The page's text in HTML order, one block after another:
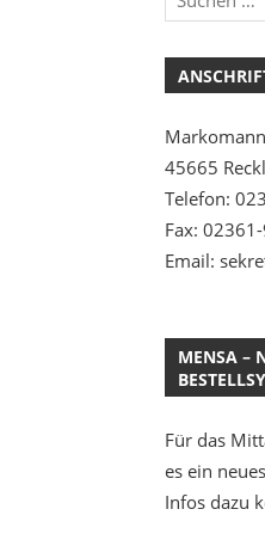
45665
Telefon:
Fax:
Email:
MENSA –
Für das
es ein
Infos dazu